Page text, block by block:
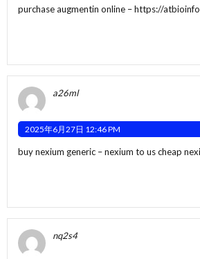
purchase augmentin online –https://
a26ml
2025年6月27日 12:46 PM
buy nexium generic –nexium to uscheap
nq2s4